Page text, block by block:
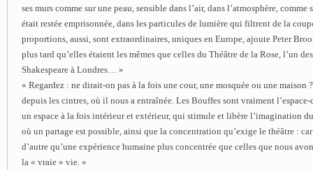
ses murs comme sur une peau, sensible dans l’air, dans l’atmosphère,
était restée emprisonnée, dans les particules de lumière qui filtrent de la
proportions, aussi, sont extraordinaires, uniques en Europe, ajoute Peter
plus tard qu’elles étaient les mêmes que celles du Théâtre de la Rose, l’un
Shakespeare à Londres… »
« Regardez : ne dirait-on pas à la fois une cour, une mosquée ou une maison
depuis les cintres, où il nous a entraînée. Les Bouffes sont vraiment
un espace à la fois intérieur et extérieur, qui stimule et libère l’imagination
où un partage est possible, ainsi que la concentration qu’exige le théâtre :
d’autre qu’une expérience humaine plus concentrée que celles que nous
la « vraie » vie. »